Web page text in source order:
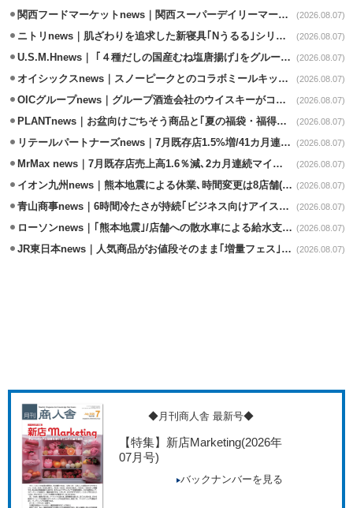
関西フードマーケットnews｜関西スーパーデイリーマート蒲生店8/7改装 (2026.08.07)
ニトリnews｜肌ざわりを追求した新寝具｢Nうるる｣シリーズを発売 (2026.08.07)
U.S.M.Hnews｜ ｢４種だしの国産むね塩唐揚げ｣をグループ610店で共同販促 (2026.08.07)
オイシックスnews｜スノーピークとのコラボミールキット8/13発売 (2026.08.07)
OICグループnews｜グループ酒造会社のウイスキーがコンペティション受賞 (2026.08.07)
PLANTnews｜お盆向けごちそう商品と｢夏の福袋・福得カート｣8/8から開催 (2026.08.07)
リテールパートナーズnews｜7月既存店1.5%増/41カ月連続増 (2026.08.07)
MrMax news｜7月既存店売上高1.6％減､2カ月連続マイナス (2026.08.07)
イオン九州news｜熊本地震による休業､時間変更は8店舗(8/7時点) (2026.08.07)
青山商事news｜6時間冷たさが持続｢ビジネス向けアイスベスト｣発売 (2026.08.07)
ローソンnews｜｢熊本地震｣/店舗への散水車による給水支援を開始 (2026.08.07)
JR東日本news｜人気商品がお値段そのまま｢増量フェス｣8/18から開催 (2026.08.07)
◆月刊商人舎 最新号◆
【特集】新店Marketing(2026年
07月号)
バックナンバーを見る